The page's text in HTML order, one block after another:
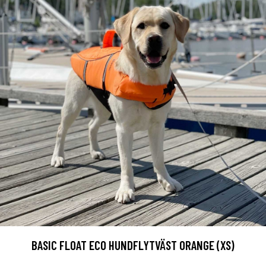
BASIC FLOAT ECO HUNDFLYTVÄST ORANGE (XS)